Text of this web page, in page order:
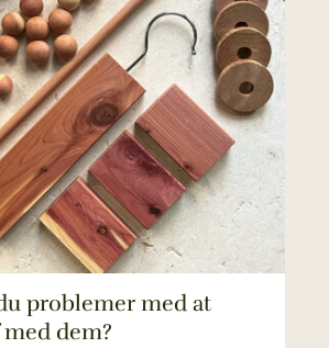
problemer med at
dem?